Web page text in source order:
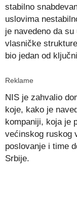
stabilno
uslovima
je navedeno da
vlasničke
bio jedan od
Reklame
NIS je zahvalio
koje, kako je
kompaniji, koja je
većinskog ruskog
poslovanje i time
Srbije.